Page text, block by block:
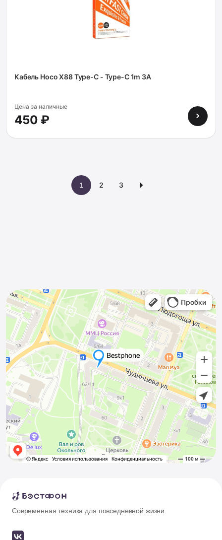
Кабель Hoco X88 Type-C - Type-C 1m 3A
Цена за наличные
450 ₽
1 2 3 4
Современная техника для повседневной жизни